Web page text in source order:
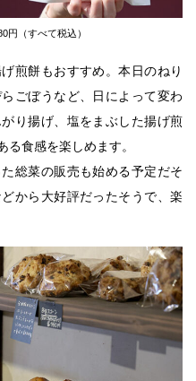
円（すべて税込）
煎餅もおすすめ。本日のねり
ごぼうなど、日によって変わ
り揚げ、塩をまぶした揚げ煎
食感を楽しめます。
総菜の販売も始める予定だそ
から大好評だったそうで、楽